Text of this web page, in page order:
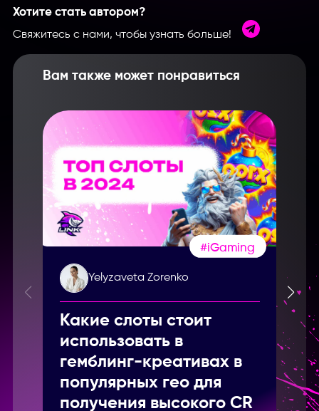
Введите название партнерки,
сервиса,команды и т.п.
Хотите стать автором?
Свяжитесь с нами, чтобы узнать больше!
Вам также может понравиться
#iGaming
Yelyzaveta Zorenko
Какие слоты стоит
использовать в
гемблинг-креативах в
популярных гео для
получения высокого CR